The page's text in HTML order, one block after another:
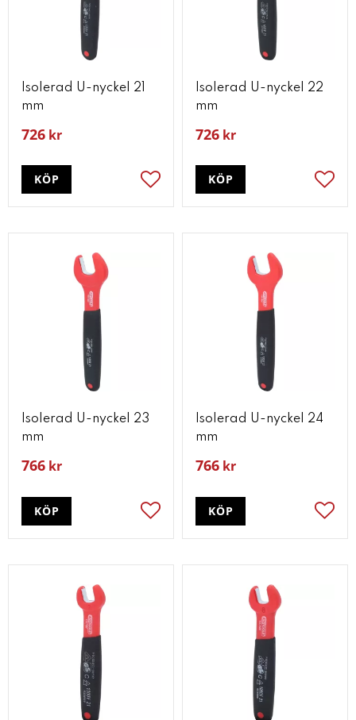
Isolerad U-nyckel 21
mm
726 kr
Lägg till i favoriter
KÖP
Isolerad U-nyckel 22
mm
726 kr
KÖP
Isolerad U-nyckel 23
mm
766 kr
Lägg till i favoriter
KÖP
Isolerad U-nyckel 24
mm
766 kr
KÖP